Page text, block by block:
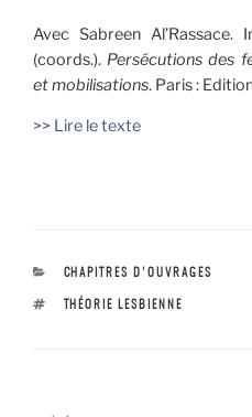
Avec Sabreen Al’Rassace.
(coords.). Persécutions des
et mobilisations. Paris :
>> Lire le texte
CATÉGORIES
CHAPITRES D'OUVRAGES
ÉTIQUETTES
THÉORIE LESBIENNE